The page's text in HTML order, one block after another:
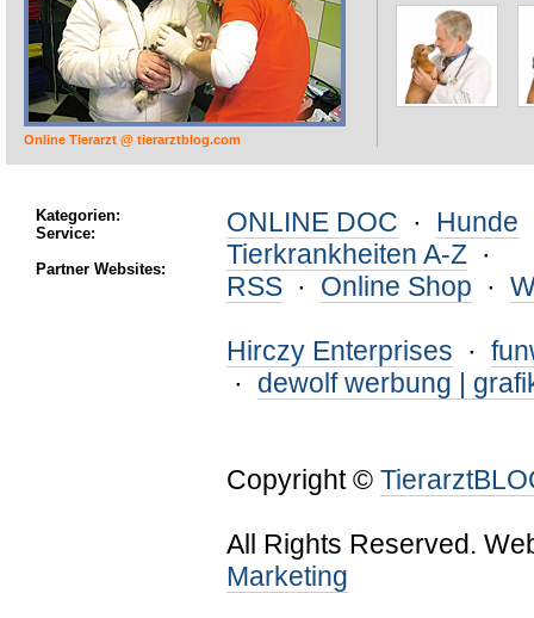
Online Tierarzt @ tierarztblog.com
Kategorien:
Service:
Partner Websites:
ONLINE DOC · Hunde
Tierkrankheiten A-Z ·
RSS · Online Shop ·
Hirczy Enterprises ·
· dewolf werbung |
Copyright ©
All Rights Reserved.
Marketing